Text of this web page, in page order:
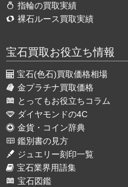
指輪の買取実績
裸石ルース買取実績
宝石買取お役立ち情報
宝石(色石)買取価格相場
金プラチナ買取価格
とってもお役立ちコラム
ダイヤモンドの4C
金貨・コイン辞典
鑑別書の見方
ジュエリー刻印一覧
宝石業界用語集
宝石図鑑